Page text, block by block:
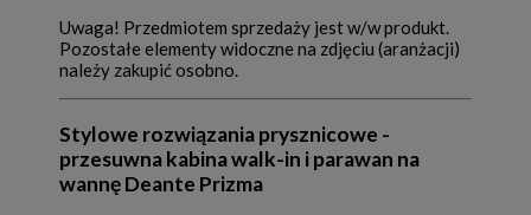
Uwaga! Przedmiotem sprzedaży jest w/w produkt.
Pozostałe elementy widoczne na zdjęciu (aranżacji)
należy zakupić osobno.
Stylowe rozwiązania prysznicowe -
przesuwna kabina walk-in i parawan na
wannę Deante Prizma